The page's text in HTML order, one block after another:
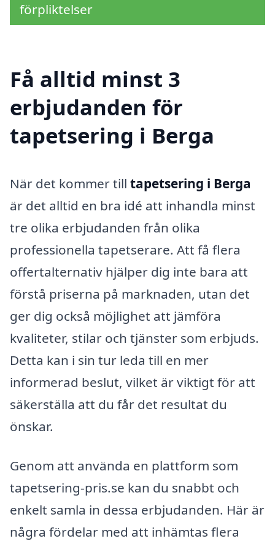
förpliktelser
Få alltid minst 3
erbjudanden för
tapetsering i Berga
När det kommer till tapetsering i Berga
är det alltid en bra idé att inhandla minst
tre olika erbjudanden från olika
professionella tapetserare. Att få flera
offertalternativ hjälper dig inte bara att
förstå priserna på marknaden, utan det
ger dig också möjlighet att jämföra
kvaliteter, stilar och tjänster som erbjuds.
Detta kan i sin tur leda till en mer
informerad beslut, vilket är viktigt för att
säkerställa att du får det resultat du
önskar.
Genom att använda en plattform som
tapetsering-pris.se kan du snabbt och
enkelt samla in dessa erbjudanden. Här är
några fördelar med att inhämtas flera